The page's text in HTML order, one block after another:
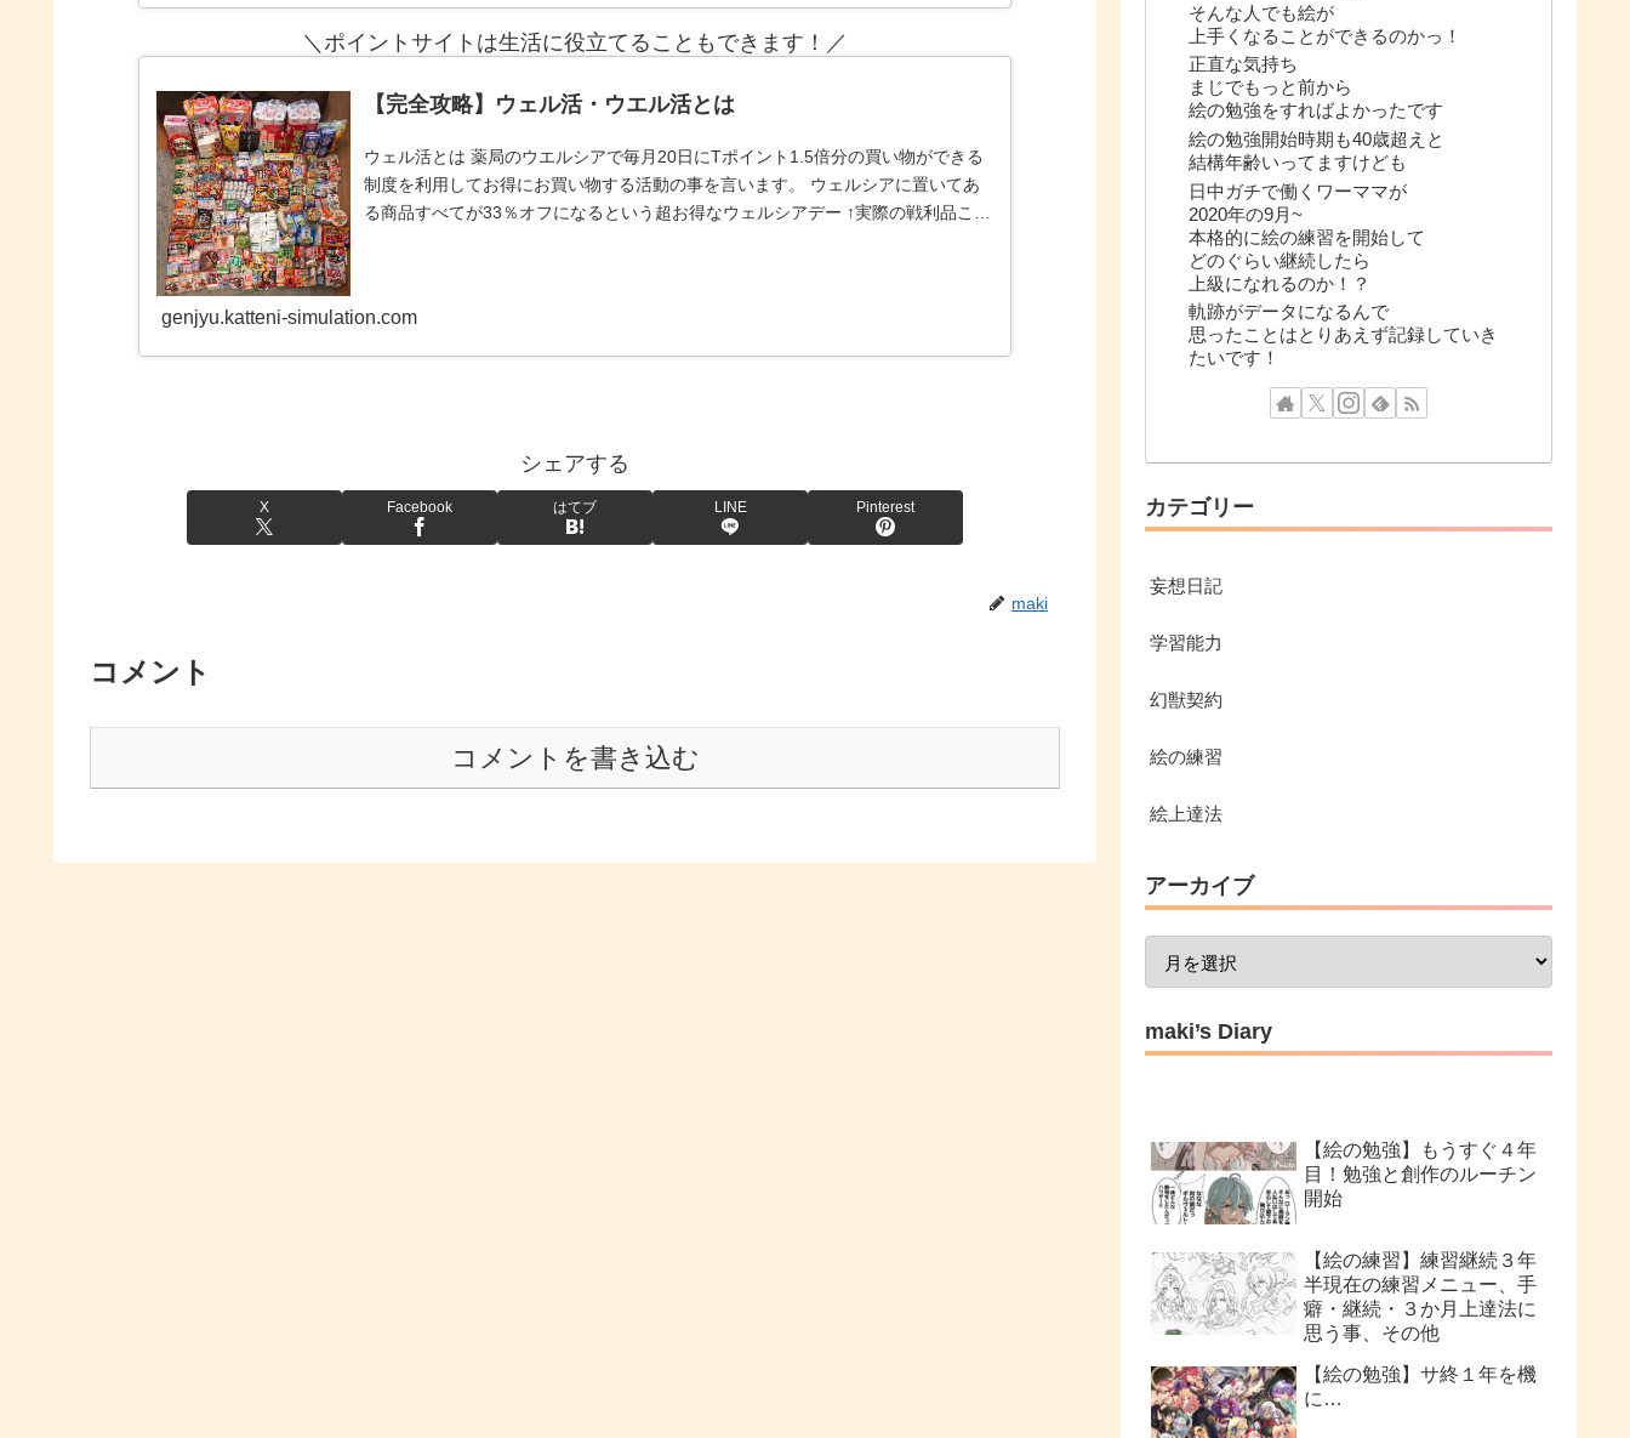
＼ポイントサイトは生活に役立てることもできます！／
【完全攻略】ウェル活・ウエル活とは
ウェル活とは 薬局のウエルシアで毎月20日にTポイント1.5倍分の買い物ができる
制度を利用してお得にお買い物する活動の事を言います。 ウェルシアに置いてあ
る商品すべてが33％オフになるという超お得なウェルシアデー ↑実際の戦利品これ
genjyu.katteni-simulation.com
シェアする
X Facebook はてブ LINE Pinterest
maki
コメント
コメントを書き込む
そんな人でも絵が
上手くなることができるのかっ！
正直な気持ち
まじでもっと前から
絵の勉強をすればよかったです
絵の勉強開始時期も40歳超えと
結構年齢いってますけども
日中ガチで働くワーママが
2020年の9月~
本格的に絵の練習を開始して
どのぐらい継続したら
上級になれるのか！？
軌跡がデータになるんで
思ったことはとりあえず記録していき
たいです！
カテゴリー
妄想日記
学習能力
幻獣契約
絵の練習
絵上達法
アーカイブ
maki’s Diary
【絵の勉強】もうすぐ４年
目！勉強と創作のルーチン
開始
【絵の練習】練習継続３年
半現在の練習メニュー、手
癖・継続・３か月上達法に
思う事、その他
【絵の勉強】サ終１年を機
に…